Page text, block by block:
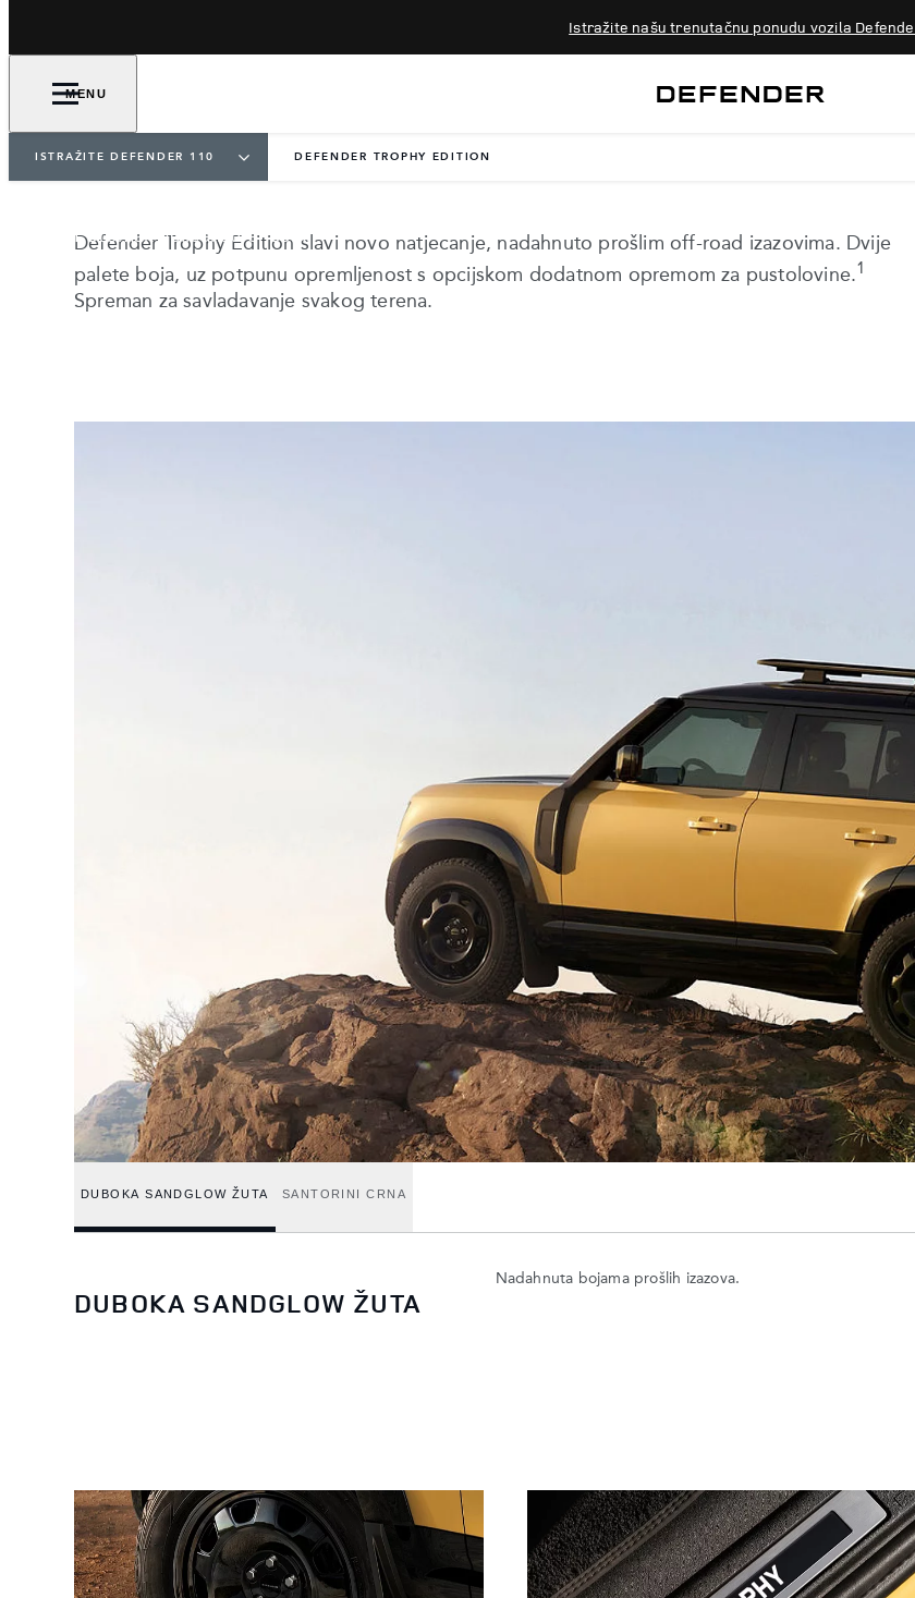
Istražite našu trenutačnu ponudu vozila
MENU
ISTRAŽITE DEFENDER 110 DEFENDER TROPHY EDITION
DEFENDER TROPHY EDITION
Potomak veličanstvenosti.
Defender Trophy Edition slavi novo natjecanje, nadahnuto prošlim off-road izazovima. Dvije
palete boja, uz potpunu opremljenost s opcijskom dodatnom opremom za pustolovine.1
Spreman za savladavanje svakog terena.
DUBOKA SANDGLOW ŽUTA SANTORINI CRNA
DUBOKA SANDGLOW ŽUTA
Nadahnuta bojama prošlih izazova.